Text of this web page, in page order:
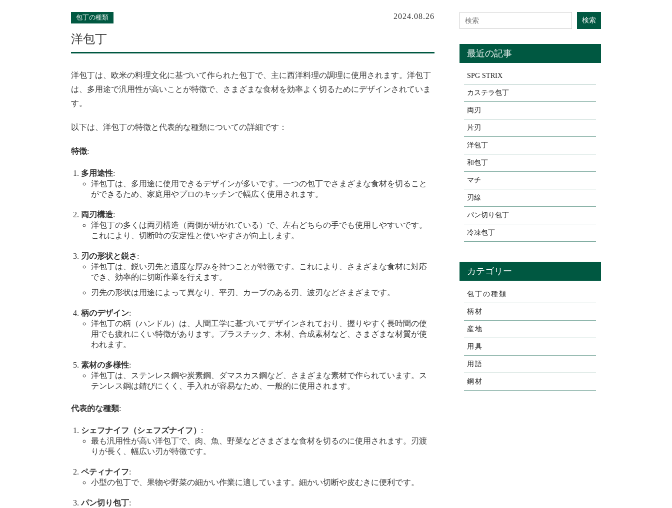
包丁の種類 2024.08.26
洋包丁
洋包丁は、欧米の料理文化に基づいて作られた包丁で、主に西洋料理の調理に使用されます。洋包丁
は、多用途で汎用性が高いことが特徴で、さまざまな食材を効率よく切るためにデザインされていま
す。
以下は、洋包丁の特徴と代表的な種類についての詳細です：
特徴:
多用途性:
洋包丁は、多用途に使用できるデザインが多いです。一つの包丁でさまざまな食材を切ること
ができるため、家庭用やプロのキッチンで幅広く使用されます。
両刃構造:
洋包丁の多くは両刃構造（両側が研がれている）で、左右どちらの手でも使用しやすいです。
これにより、切断時の安定性と使いやすさが向上します。
刃の形状と鋭さ:
洋包丁は、鋭い刃先と適度な厚みを持つことが特徴です。これにより、さまざまな食材に対応
でき、効率的に切断作業を行えます。
刃先の形状は用途によって異なり、平刃、カーブのある刃、波刃などさまざまです。
柄のデザイン:
洋包丁の柄（ハンドル）は、人間工学に基づいてデザインされており、握りやすく長時間の使
用でも疲れにくい特徴があります。プラスチック、木材、合成素材など、さまざまな材質が使
われます。
素材の多様性:
洋包丁は、ステンレス鋼や炭素鋼、ダマスカス鋼など、さまざまな素材で作られています。ス
テンレス鋼は錆びにくく、手入れが容易なため、一般的に使用されます。
代表的な種類:
シェフナイフ（シェフズナイフ） :
最も汎用性が高い洋包丁で、肉、魚、野菜などさまざまな食材を切るのに使用されます。刃渡
りが長く、幅広い刃が特徴です。
ペティナイフ:
小型の包丁で、果物や野菜の細かい作業に適しています。細かい切断や皮むきに便利です。
パン切り包丁:
Search for:
検索
最近の記事
SPG STRIX
カステラ包丁
両刃
片刃
洋包丁
和包丁
マチ
刃線
パン切り包丁
冷凍包丁
カテゴリー
包丁の種類
柄材
産地
用具
用語
鋼材